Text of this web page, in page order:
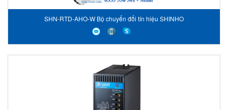
SHN-RTD-AHO-W Bộ chuyển đổi tín hiệu SHINHO